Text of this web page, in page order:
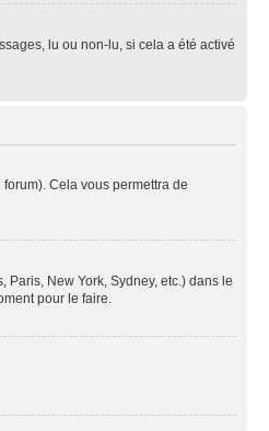
lu ou non-lu, si cela a été activé
Cela vous permettra de
New York, Sydney, etc.) dans le
pour le faire.